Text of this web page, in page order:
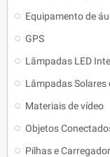
Equipamento de
GPS
Lâmpadas LED
Lâmpadas Solares
Materiais de vídeo
Objetos
Pilhas e